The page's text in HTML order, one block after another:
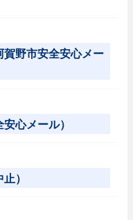
賀野市安全安心メー
心メール）
）